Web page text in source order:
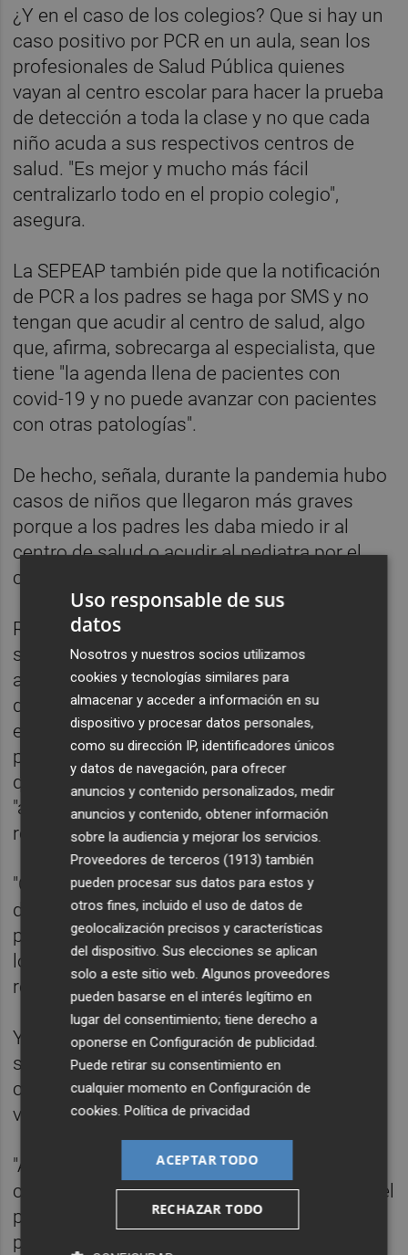
¿Y en el caso de los colegios? Que si hay un
caso positivo por PCR en un aula, sean los
profesionales de Salud Pública quienes
vayan al centro escolar para hacer la prueba
de detección a toda la clase y no que cada
niño acuda a sus respectivos centros de
salud. "Es mejor y mucho más fácil
centralizarlo todo en el propio colegio",
asegura.
La SEPEAP también pide que la notificación
de PCR a los padres se haga por SMS y no
tengan que acudir al centro de salud, algo
que, afirma, sobrecarga al especialista, que
tiene "la agenda llena de pacientes con
covid-19 y no puede avanzar con pacientes
con otras patologías".
De hecho, señala, durante la pandemia hubo
casos de niños que llegaron más graves
porque a los padres les daba miedo ir al
centro de salud o acudir al pediatra por el
contagio".
Respecto a las vacunaciones, García-Sala
subraya que durante los meses de marzo y
abril, en pleno confinamiento por el estado
de alarma, disminuyeron las vacunaciones
en los niños "de forma brutal" porque sus
padres no los llevaban al centro de salud,
que estaban "vacíos", aunque
"afortunadamente" las cifras se están
recuperando.
"Conseguimos que la vacunación de niños
de dos y cuatro meses no bajara mucho,
pero otras vacunas como la varicela o la de
los niños de 5 años o los adolescentes se
retrasaron un montón", afirma.
Y el presidente de la SEPEAP critica que los
sanitarios, aplaudidos durante el
confinamiento, han pasado "de héroes a
villanos".
"Ahora estamos con demandas e incluso
con agresiones físicas -alerta-. La imagen del
pediatra se ha deteriorado un poco y eso le
provoca ansiedad. Lo hace lo que mejor que
Uso responsable de sus
datos
Nosotros y nuestros socios utilizamos
cookies y tecnologías similares para
almacenar y acceder a información en su
dispositivo y procesar datos personales,
como su dirección IP, identificadores únicos
y datos de navegación, para ofrecer
anuncios y contenido personalizados, medir
anuncios y contenido, obtener información
sobre la audiencia y mejorar los servicios.
Proveedores de terceros (1913) también
pueden procesar sus datos para estos y
otros fines, incluido el uso de datos de
geolocalización precisos y características
del dispositivo. Sus elecciones se aplican
solo a este sitio web. Algunos proveedores
pueden basarse en el interés legítimo en
lugar del consentimiento; tiene derecho a
oponerse enConfiguración de publicidad.
Puede retirar su consentimiento en
cualquier momento enConfiguración de
cookies.Política de privacidad
ACEPTAR TODO
RECHAZAR TODO